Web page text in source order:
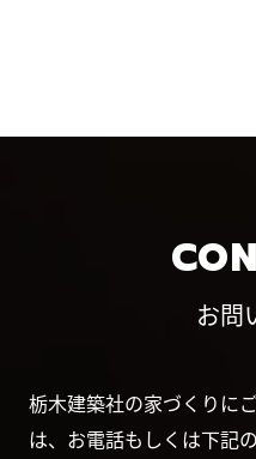
お問
栃木建築社の家づくりに
は、お電話もしくは下記